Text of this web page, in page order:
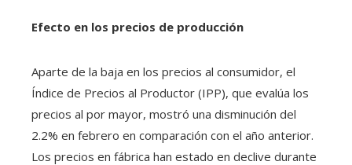
Efecto en los precios de producción
Aparte de la baja en los precios al consumidor, el
Índice de Precios al Productor (IPP), que evalúa los
precios al por mayor, mostró una disminución del
2.2% en febrero en comparación con el año anterior.
Los precios en fábrica han estado en declive durante